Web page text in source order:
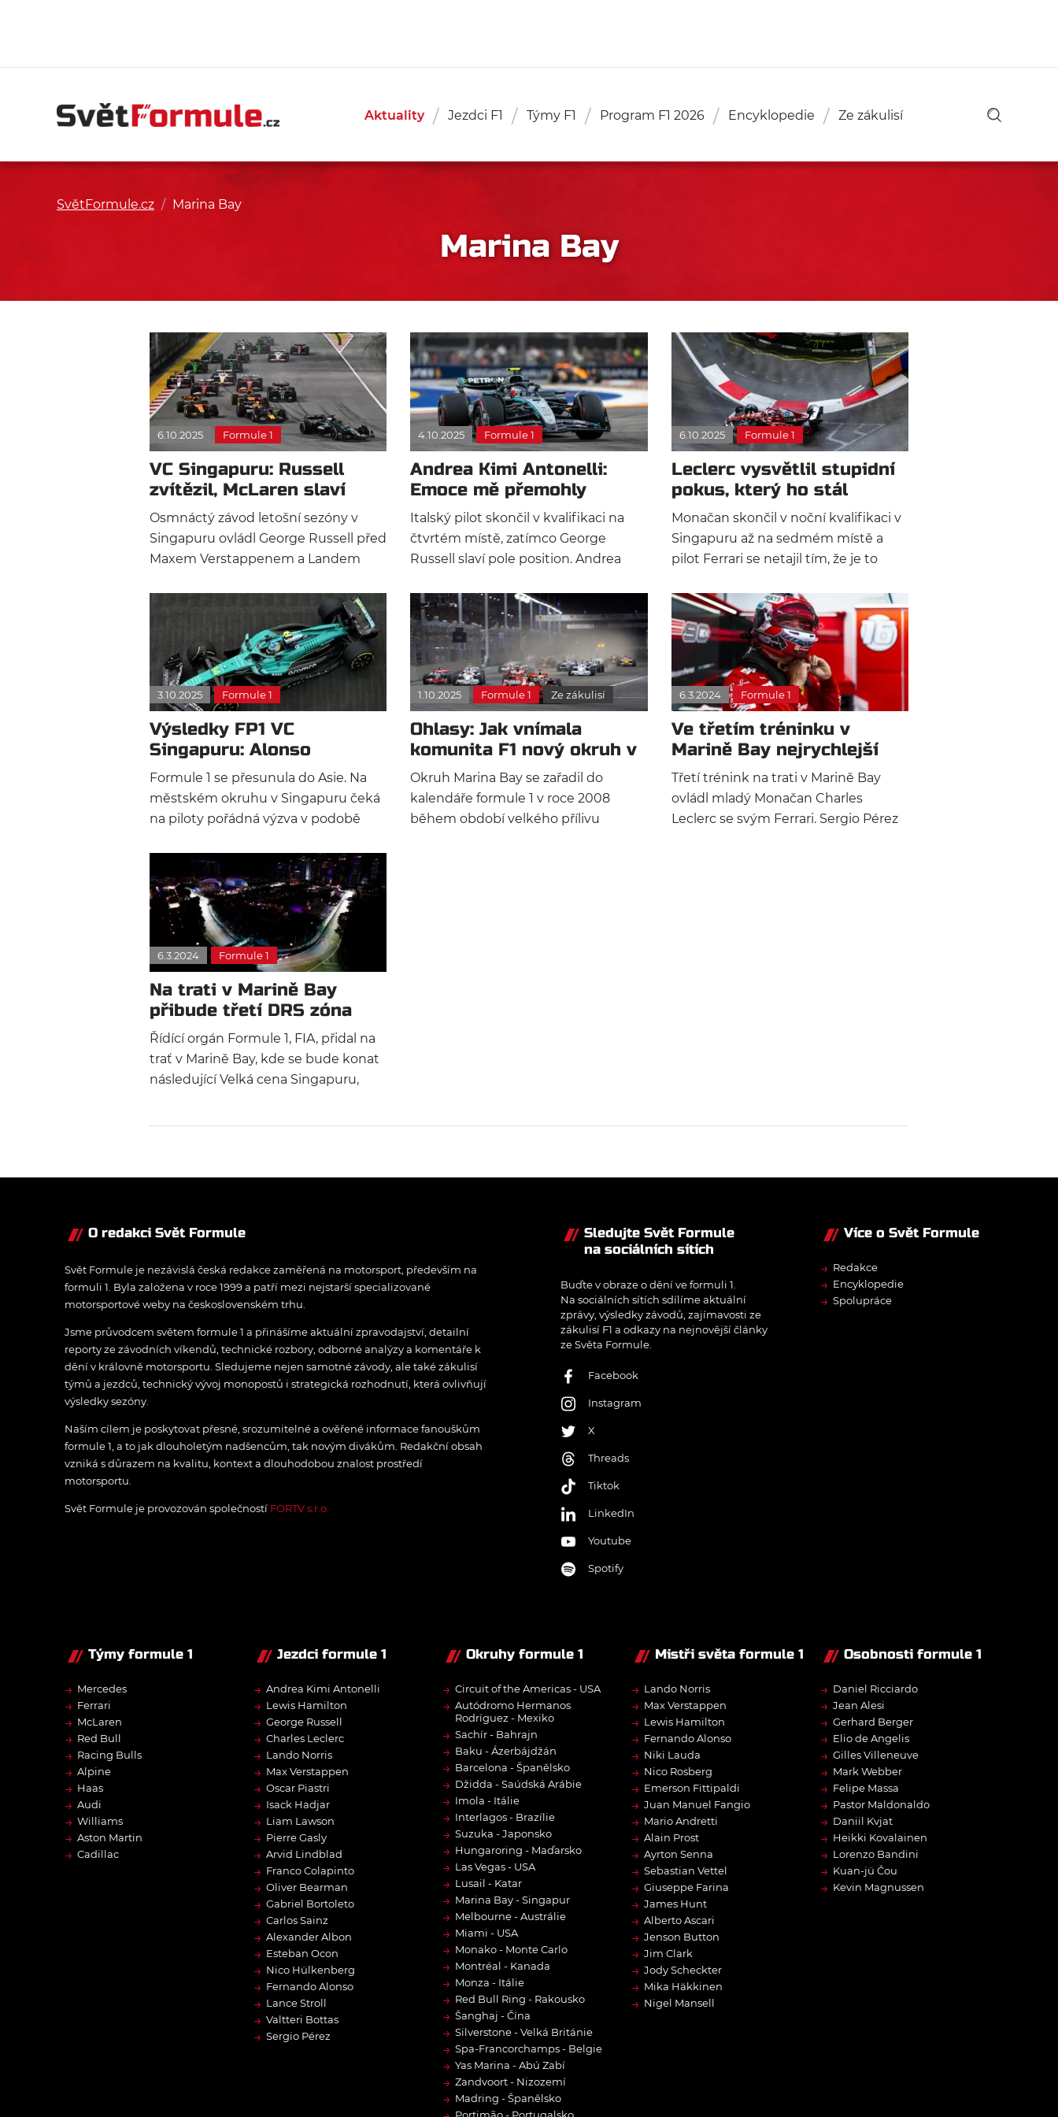
Aktuality Jezdci F1 Týmy F1 Program F1 2026 Encyklopedie Ze zákulisí
SvětFormule.cz / Marina Bay
Marina Bay
6.10.2025 Formule 1
VC Singapuru: Russell
zvítězil, McLaren slaví
konstruktérský titul
Osmnáctý závod letošní sezóny v
Singapuru ovládl George Russell před
Maxem Verstappenem a Landem
konstruktérský titul! Závod nebyl
přerušen žádným safety carem,
pouze dvakrát zavlály žluté vlajky.
4.10.2025 Formule 1
Andrea Kimi Antonelli:
Emoce mě přemohly
během kvalifikace
Italský pilot skončil v kvalifikaci na
čtvrtém místě, zatímco George
Russell slaví pole position. Andrea
problémů během kvalifikace a v
rozhodujícím okamžiku nedokázal
vyvinout stejné tempo jako jeho
britský kolega.
6.10.2025 Formule 1
Leclerc vysvětlil stupidní
pokus, který ho stál
umístění v Q3
Monačan skončil v noční kvalifikaci v
Singapuru až na sedmém místě a
pilot Ferrari se netajil tím, že je to
Hamilton nedopadl o moc lépe, když
obsadil šestou pozici na start závodu.
3.10.2025 Formule 1
Výsledky FP1 VC
Singapuru: Alonso
odstartoval nejlépe
Formule 1 se přesunula do Asie. Na
městském okruhu v Singapuru čeká
na piloty pořádná výzva v podobě
závodu, která bude atakovat
dvouhodinový limit. Kdo odstartoval
program poblíž přístavu Marina Bay
nejlépe?
1.10.2025 Formule 1 Ze zákulisí
Ohlasy: Jak vnímala
komunita F1 nový okruh v
Singapuru?
Okruh Marina Bay se zařadil do
kalendáře formule 1 v roce 2008
během období velkého přílivu
6.3.2024 Formule 1
Ve třetím tréninku v
Marině Bay nejrychlejší
Leclerc
Třetí trénink na trati v Marině Bay
ovládl mladý Monačan Charles
Leclerc se svým Ferrari. Sergio Pérez
6.3.2024 Formule 1
Na trati v Marině Bay
přibude třetí DRS zóna
Řídící orgán Formule 1, FIA, přidal na
trať v Marině Bay, kde se bude konat
následující Velká cena Singapuru,
O redakci Svět Formule
Svět Formule je nezávislá česká redakce zaměřená na motorsport, především na
formuli 1. Byla založena v roce 1999 a patří mezi nejstarší specializované
motorsportové weby na československém trhu.
Jsme průvodcem světem formule 1 a přinášíme aktuální zpravodajství, detailní
reporty ze závodních víkendů, technické rozbory, odborné analýzy a komentáře k
dění v královně motorsportu. Sledujeme nejen samotné závody, ale také zákulisí
týmů a jezdců, technický vývoj monopostů i strategická rozhodnutí, která ovlivňují
výsledky sezóny.
Naším cílem je poskytovat přesné, srozumitelné a ověřené informace fanouškům
formule 1, a to jak dlouholetým nadšencům, tak novým divákům. Redakční obsah
vzniká s důrazem na kvalitu, kontext a dlouhodobou znalost prostředí
motorsportu.
Svět Formule je provozován společností FORTV s.r.o.
Sledujte Svět Formule
na sociálních sítích
Buďte v obraze o dění ve formuli 1.
Na sociálních sítích sdílíme aktuální
zprávy, výsledky závodů, zajímavosti ze
zákulisí F1 a odkazy na nejnovější články
ze Světa Formule.
Facebook
Instagram
X
Threads
Tiktok
LinkedIn
Youtube
Spotify
Více o Svět Formule
→ Redakce
→ Encyklopedie
→ Spolupráce
Týmy formule 1
→ Mercedes
→ Ferrari
→ McLaren
→ Red Bull
→ Racing Bulls
→ Alpine
→ Haas
→ Audi
→ Williams
→ Aston Martin
→ Cadillac
Jezdci formule 1
→ Andrea Kimi Antonelli
→ Lewis Hamilton
→ George Russell
→ Charles Leclerc
→ Lando Norris
→ Max Verstappen
→ Oscar Piastri
→ Isack Hadjar
→ Liam Lawson
→ Pierre Gasly
→ Arvid Lindblad
→ Franco Colapinto
→ Oliver Bearman
→ Gabriel Bortoleto
→ Carlos Sainz
→ Alexander Albon
→ Esteban Ocon
→ Nico Hülkenberg
→ Fernando Alonso
→ Lance Stroll
→ Valtteri Bottas
→ Sergio Pérez
Okruhy formule 1
→ Circuit of the Americas - USA
→ Autódromo Hermanos
Rodríguez - Mexiko
→ Sachír - Bahrajn
→ Baku - Ázerbájdžán
→ Barcelona - Španělsko
→ Džidda - Saúdská Arábie
→ Imola - Itálie
→ Interlagos - Brazílie
→ Suzuka - Japonsko
→ Hungaroring - Maďarsko
→ Las Vegas - USA
→ Lusail - Katar
→ Marina Bay - Singapur
→ Melbourne - Austrálie
→ Miami - USA
→ Monako - Monte Carlo
→ Montréal - Kanada
→ Monza - Itálie
→ Red Bull Ring - Rakousko
→ Šanghaj - Čína
→ Silverstone - Velká Británie
→ Spa-Francorchamps - Belgie
→ Yas Marina - Abú Zabí
→ Zandvoort - Nizozemí
→ Madring - Španělsko
Mistři světa formule 1
→ Lando Norris
→ Max Verstappen
→ Lewis Hamilton
→ Fernando Alonso
→ Niki Lauda
→ Nico Rosberg
→ Emerson Fittipaldi
→ Juan Manuel Fangio
→ Mario Andretti
→ Alain Prost
→ Ayrton Senna
→ Sebastian Vettel
→ Giuseppe Farina
→ James Hunt
→ Alberto Ascari
→ Jenson Button
→ Jim Clark
→ Jody Scheckter
→ Mika Häkkinen
→ Nigel Mansell
Osobnosti formule 1
→ Daniel Ricciardo
→ Jean Alesi
→ Gerhard Berger
→ Elio de Angelis
→ Gilles Villeneuve
→ Mark Webber
→ Felipe Massa
→ Pastor Maldonaldo
→ Daniil Kvjat
→ Heikki Kovalainen
→ Lorenzo Bandini
→ Kuan-jü Čou
→ Kevin Magnussen